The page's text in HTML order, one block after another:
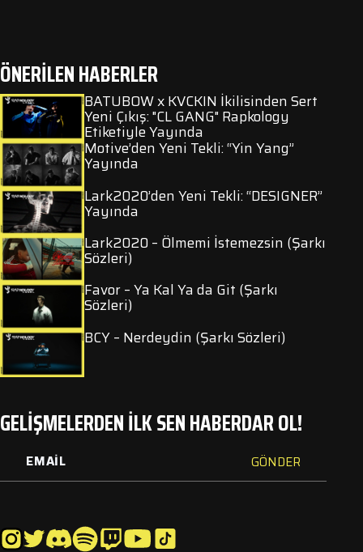
ÖNERİLEN HABERLER
BATUBOW x KVCKIN İkilisinden Sert
Yeni Çıkış: "CL GANG" Rapkology
Etiketiyle Yayında
Motive’den Yeni Tekli: “Yin Yang”
Yayında
Lark2020’den Yeni Tekli: “DESIGNER”
Yayında
Lark2020 – Ölmemi İstemezsin (Şarkı
Sözleri)
Favor – Ya Kal Ya da Git (Şarkı
Sözleri)
BCY – Nerdeydin (Şarkı Sözleri)
GELİŞMELERDEN İLK SEN HABERDAR OL!
GÖNDER